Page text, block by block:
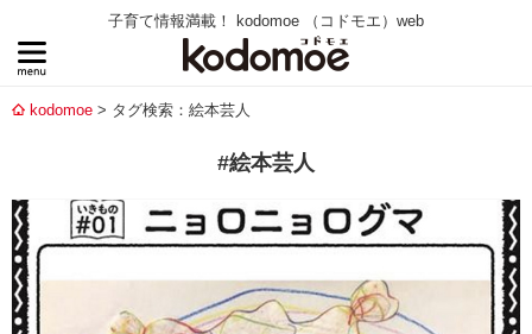
子育て情報満載！ kodomoe （コドモエ）web
kodomoe タグ検索：絵本芸人
#絵本芸人